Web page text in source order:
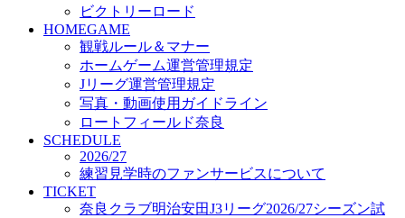
2026/27ファンコミュニティ
サポートショップ
GOODS
オフィシャルストア（実店舗）
オンラインストア
ACADEMY
アカデミーについて
プロジェクト
コーチ&スタッフ
ジュニア
ジュニアユース
ユース
ビクトリーロード
HOMEGAME
観戦ルール＆マナー
ホームゲーム運営管理規定
Jリーグ運営管理規定
写真・動画使用ガイドライン
ロートフィールド奈良
SCHEDULE
2026/27
練習見学時のファンサービスについて
TICKET
奈良クラブ明治安田J3リーグ2026/27シーズン試